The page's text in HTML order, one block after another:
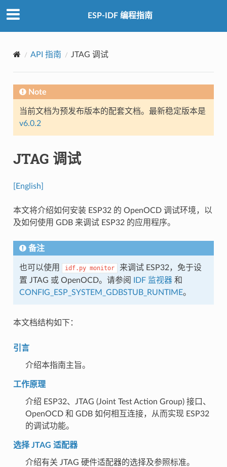
ESP-IDF 编程指南
API 指南 JTAG 调试
Note
当前文档为预发布版本的配套文档。最新稳定版本是
v6.0.2
JTAG 调试
[English]
本文将介绍如何安装 ESP32 的 OpenOCD 调试环境，以
及如何使用 GDB 来调试 ESP32 的应用程序。
备注
也可以使用 idf.py monitor
来调试 ESP32，免于设
置 JTAG 或 OpenOCD。请参阅
IDF 监视器和
CONFIG_ESP_SYSTEM_GDBSTUB_RUNTIME。
本文档结构如下：
引言
介绍本指南主旨。
工作原理
介绍 ESP32、JTAG (Joint Test Action Group) 接口、
OpenOCD 和 GDB 如何相互连接，从而实现 ESP32
的调试功能。
选择 JTAG 适配器
介绍有关 JTAG 硬件适配器的选择及参照标准。